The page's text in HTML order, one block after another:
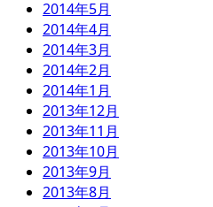
2014年5月
2014年4月
2014年3月
2014年2月
2014年1月
2013年12月
2013年11月
2013年10月
2013年9月
2013年8月